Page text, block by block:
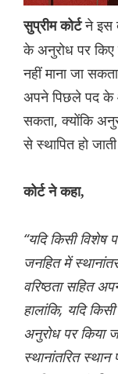
सुप्रीम कोर्टने इस
के अनुरोध पर किए
नहीं माना जा
अपने पिछले पद के
सकता, क्योंकि
से स्थापित हो
कोर्ट ने कहा,
“यदि किसी विशेष
जनहित में
वरिष्ठता सहित
हालांकि, यदि
अनुरोध पर किया
स्थानांतरित